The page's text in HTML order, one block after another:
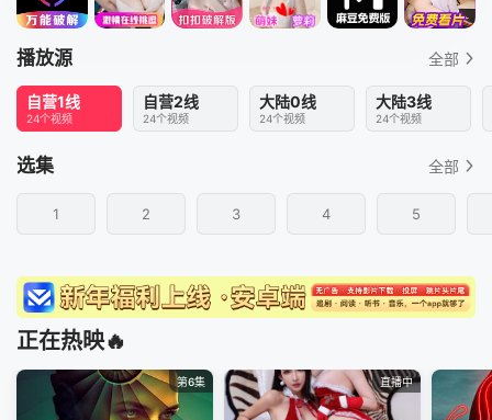
播放源 全部
自营1线
24个视频
自营2线
24个视频
大陆0线
24个视频
大陆3线
24个视频
选集 全部
1 2 3 4 5
正在热映🔥
第6集 直播中